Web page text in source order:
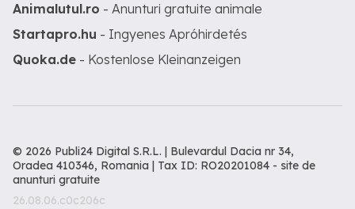
Animalutul.ro - Anunturi gratuite animale
Startapro.hu - Ingyenes Apróhirdetés
Quoka.de - Kostenlose Kleinanzeigen
© 2026 Publi24 Digital S.R.L. | Bulevardul Dacia nr 34,
Oradea 410346, Romania | Tax ID: RO20201084 - site de
anunturi gratuite
26.08.06.c0c206c